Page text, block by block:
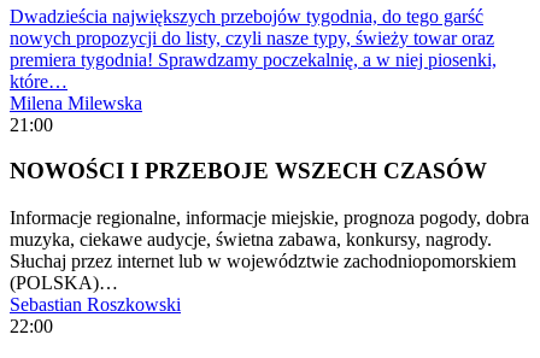
Dwadzieścia największych przebojów tygodnia, do tego garść
nowych propozycji do listy, czyli nasze typy, świeży towar oraz
premiera tygodnia! Sprawdzamy poczekalnię, a w niej piosenki,
które…
Milena Milewska
21:00
NOWOŚCI I PRZEBOJE WSZECH CZASÓW
Informacje regionalne, informacje miejskie, prognoza pogody, dobra
muzyka, ciekawe audycje, świetna zabawa, konkursy, nagrody.
Słuchaj przez internet lub w województwie zachodniopomorskiem
(POLSKA)…
Sebastian Roszkowski
22:00